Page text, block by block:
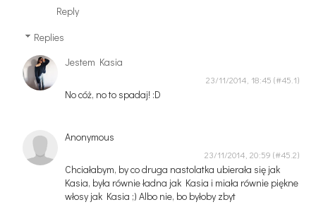
Reply
Replies
Jestem Kasia
23/11/2014, 18:45
No cóż, no to spadaj! :D
Anonymous
23/11/2014, 20:59
Chciałabym, by co druga nastolatka ubierała się jak
Kasia, była równie ładna jak Kasia i miała równie piękne
włosy jak Kasia ;) Albo nie, bo byłoby zbyt